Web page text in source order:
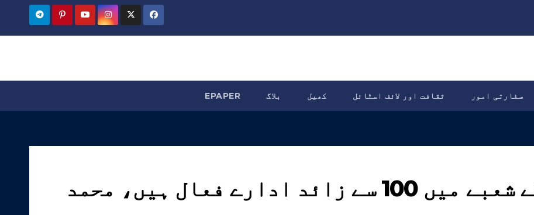
سفارتی امور ثقافت اور لائف اسٹائل کھیل بلاگ EPAPER
پاکستان کے زیتون کے شعبے میں 100 سے زائد ادارے فعال ہیں، محمد